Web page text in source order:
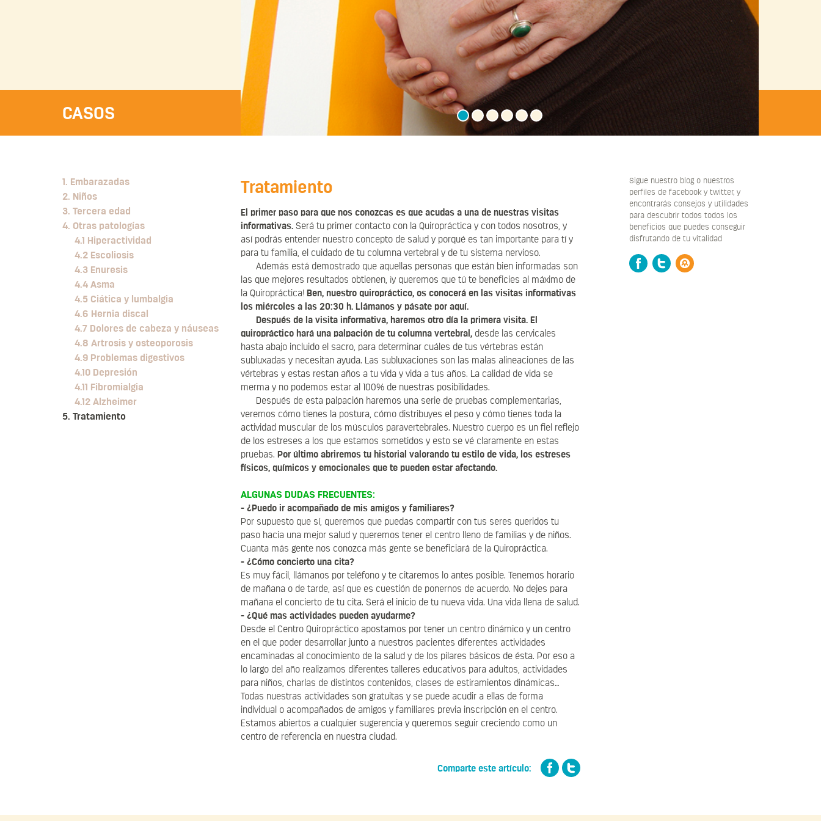
CASOS 1 2 3 4 5 6
1. Embarazadas
2. Niños
3. Tercera edad
4. Otras patologías
4.1 Hiperactividad
4.2 Escoliosis
4.3 Enuresis
4.4 Asma
4.5 Ciática y lumbalgia
4.6 Hernia discal
4.7 Dolores de cabeza y náuseas
4.8 Artrosis y osteoporosis
4.9 Problemas digestivos
4.10 Depresión
4.11 Fibromialgia
4.12 Alzheimer
5. Tratamiento
Tratamiento
El primer paso para que nos conozcas es que acudas a una de nuestras visitas
informativas.Será tu primer contacto con la Quiropráctica y con todos nosotros, y
así podrás entender nuestro concepto de salud y porqué es tan importante para tí y
para tu familia, el cuidado de tu columna vertebral y de tu sistema nervioso.
Además está demostrado que aquellas personas que están bien informadas son
las que mejores resultados obtienen, ¡y queremos que tú te beneficies al máximo de
la Quiropráctica! Ben, nuestro quiropráctico, os conocerá en las visitas informativas
los miércoles a las 20:30 h. Llámanos y pásate por aquí.
Después de la visita informativa, haremos otro día la primera visita. El
quiropráctico hará una palpación de tu columna vertebral,desde las cervicales
hasta abajo incluido el sacro, para determinar cuáles de tus vértebras están
subluxadas y necesitan ayuda. Las subluxaciones son las malas alineaciones de las
vértebras y estas restan años a tu vida y vida a tus años. La calidad de vida se
merma y no podemos estar al 100% de nuestras posibilidades.
Después de esta palpación haremos una serie de pruebas complementarias,
veremos cómo tienes la postura, cómo distribuyes el peso y cómo tienes toda la
actividad muscular de los músculos paravertebrales. Nuestro cuerpo es un fiel reflejo
de los estreses a los que estamos sometidos y esto se vé claramente en estas
pruebas. Por último abriremos tu historial valorando tu estilo de vida, los estreses
físicos, químicos y emocionales que te pueden estar afectando.
ALGUNAS DUDAS FRECUENTES:
¿Puedo ir acompañado de mis amigos y familiares?
Por supuesto que sí, queremos que puedas compartir con tus seres queridos tu
paso hacia una mejor salud y queremos tener el centro lleno de familias y de niños.
Cuanta más gente nos conozca más gente se beneficiará de la Quiropráctica.
¿Cómo concierto una cita?
Es muy fácil, llámanos por teléfono y te citaremos lo antes posible. Tenemos horario
de mañana o de tarde, así que es cuestión de ponernos de acuerdo. No dejes para
mañana el concierto de tu cita. Será el inicio de tu nueva vida. Una vida llena de salud.
¿Qué mas actividades pueden ayudarme?
Desde el Centro Quiropráctico apostamos por tener un centro dinámico y un centro
en el que poder desarrollar junto a nuestros pacientes diferentes actividades
encaminadas al conocimiento de la salud y de los pilares básicos de ésta. Por eso a
lo largo del año realizamos diferentes talleres educativos para adultos, actividades
para niños, charlas de distintos contenidos, clases de estiramientos dinámicas…
Todas nuestras actividades son gratuitas y se puede acudir a ellas de forma
individual o acompañados de amigos y familiares previa inscripción en el centro.
Estamos abiertos a cualquier sugerencia y queremos seguir creciendo como un
centro de referencia en nuestra ciudad.
Comparte este artículo:
Sigue nuestro blog o nuestros
perfiles de facebook y twitter, y
encontrarás consejos y utilidades
para descubrir todos todos los
beneficios que puedes conseguir
disfrutando de tu vitalidad
Facebook
Twitter